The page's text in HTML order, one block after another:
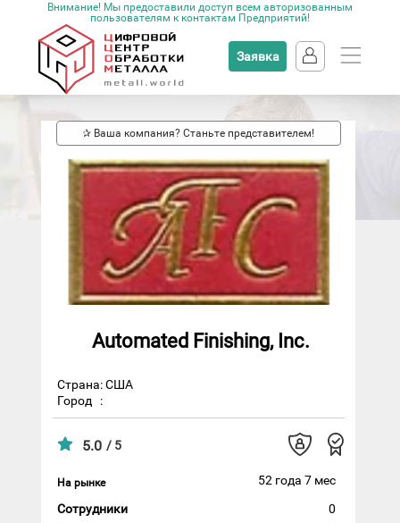
Внимание! Мы предоставили доступ всем авторизованным
пользователям к контактам Предприятий!
Заявка
✰ Ваша компания? Станьте представителем!
Automated Finishing, Inc.
Страна: США
Город
:
5.0 / 5
На рынке
52 года 7 мес
Сотрудники
0